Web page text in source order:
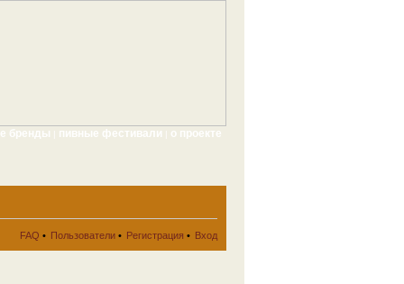
бренды пивные фестивали о проекте
FAQ • Пользователи • Регистрация • Вход